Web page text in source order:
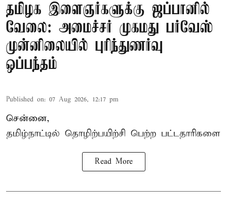
தமிழக இளைஞர்களுக்கு ஜப்பானில்
வேலை: அமைச்சர் முகமது பர்வேஸ்
முன்னிலையில் புரிந்துணர்வு
ஒப்பந்தம்
Published on: 07 Aug 2026, 12:17 pm
சென்னை,
தமிழ்நாட்டில் தொழிற்பயிற்சி பெற்ற பட்டதாரிகளை
Read More